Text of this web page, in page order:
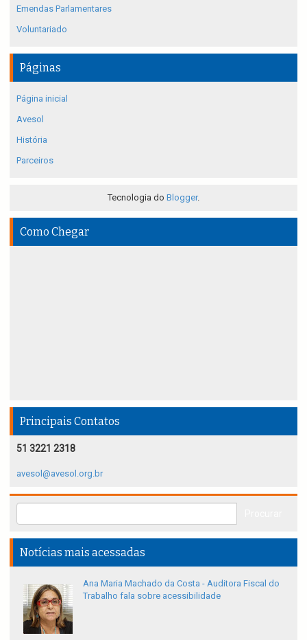
Emendas Parlamentares
Voluntariado
Páginas
Página inicial
Avesol
História
Parceiros
Tecnologia do Blogger.
Como Chegar
Principais Contatos
51 3221 2318
avesol@avesol.org.br
Notícias mais acessadas
Ana Maria Machado da Costa - Auditora Fiscal do
Trabalho fala sobre acessibilidade